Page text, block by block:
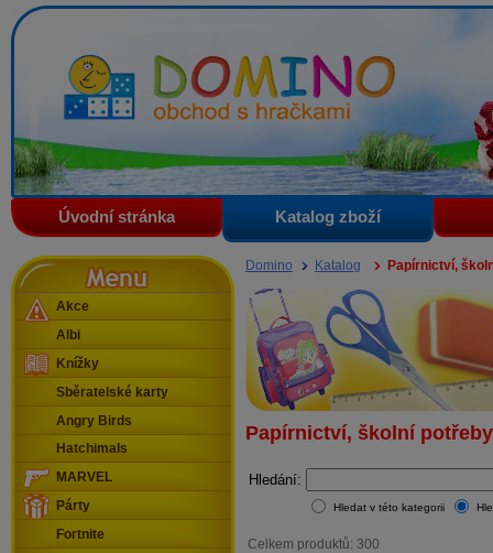
Domino - obchod s hračkami
Úvodní stránka Katalog zboží
Domino Katalog Papírnictví,
Papírnictví, školní potřeby
Hledání:
Hledat v této kategorii
Celkem produktů: 300
Menu
Akce
Albi
Knížky
Sběratelské karty
Angry Birds
Hatchimals
MARVEL
Párty
Fortnite